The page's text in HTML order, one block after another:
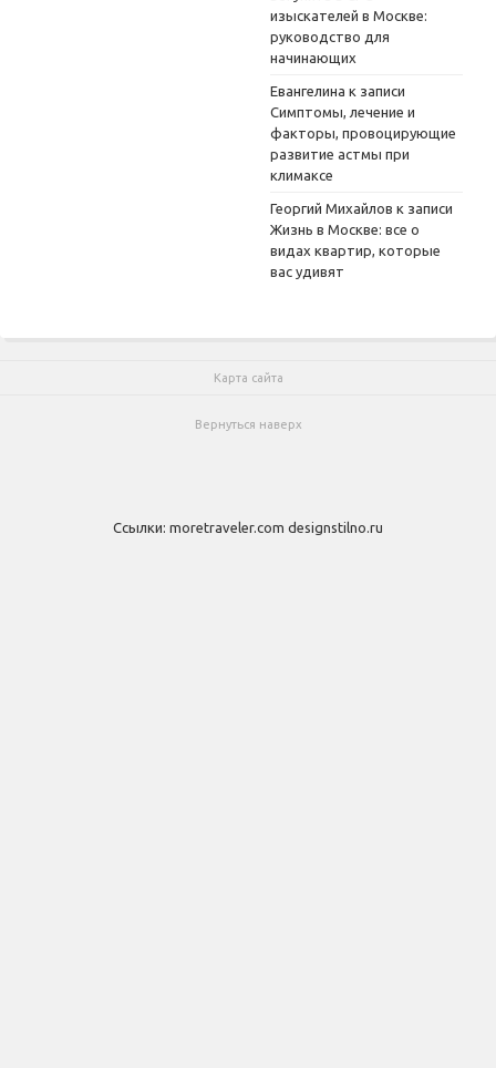
изыскателей в Москве:
руководство для
начинающих
Евангелина к записи
Симптомы, лечение и
факторы, провоцирующие
развитие астмы при
климаксе
Георгий Михайлов к записи
Жизнь в Москве: все о
видах квартир, которые
вас удивят
Карта сайта
Вернуться наверх
Ссылки: moretraveler.com designstilno.ru